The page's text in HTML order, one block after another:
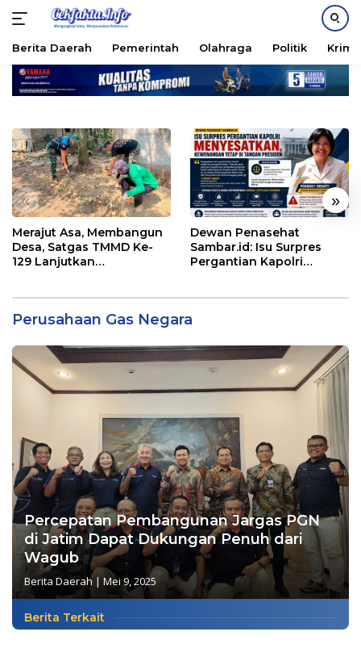
Langsung
Berita Daerah Pemerintah Olahraga Politik
« »
Merajut Asa, Membangun
Desa, Satgas TMMD Ke-
129 Lanjutkan
Dewan Penasehat
Sambar.id: Isu Surpres
Pergantian Kapolri
Perusahaan Gas Negara
Percepatan Pembangunan Jargas PGN
di Jatim Dapat Dukungan Penuh dari
Wagub
Berita Daerah | Mei 9, 2025
Berita Terkait